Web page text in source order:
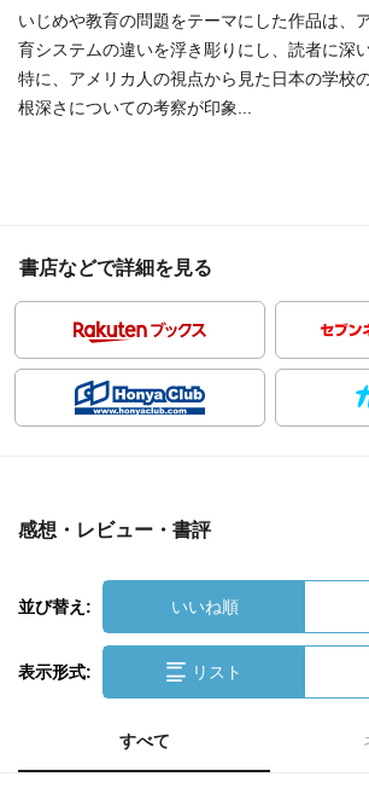
いじめや教育の問題をテーマにした作品は、
育システムの違いを浮き彫りにし、読者に深
特に、アメリカ人の視点から見た日本の学校
根深さについての考察が印象...
書店などで詳細を見る
感想・レビュー・書評
並び替え: いいね順
表示形式: リスト
すべて